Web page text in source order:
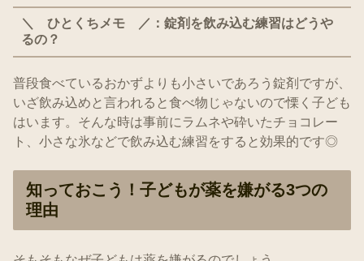
＼ ひとくちメモ ／：錠剤を飲み込む練習はどうや
るの？
普段食べているおかずよりも小さいであろう錠剤ですが、
いざ飲み込めと言われると食べ物じゃないので慄く子ども
はいます。そんな時は事前にラムネや砕いたチョコレー
ト、小さな氷などで飲み込む練習をすると効果的です◎
知っておこう！子どもが薬を嫌がる3つの
理由